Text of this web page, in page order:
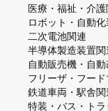
医療・福祉・介護
ロボット・自動
二次電池関連
半導体製造装置関
自動販売機・自
フリーザ・フー
鉄道車両・駅舎関
特装・バス・ト